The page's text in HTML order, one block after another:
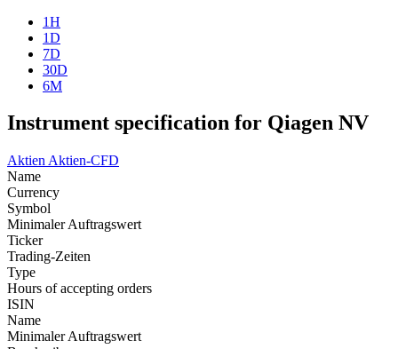
1H
1D
7D
30D
6M
Instrument specification for Qiagen NV
Aktien Aktien-CFD
Name
Currency
Symbol
Minimaler Auftragswert
Ticker
Trading-Zeiten
Type
Hours of accepting orders
ISIN
Name
Minimaler Auftragswert